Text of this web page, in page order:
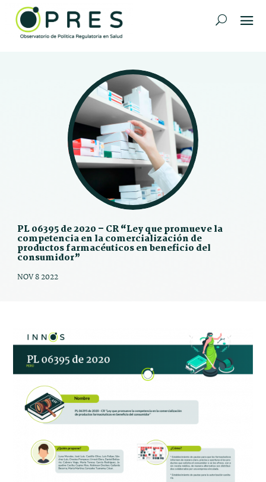
PL 06395 de 2020 – CR “Ley que promueve la
competencia en la comercialización de
productos farmacéuticos en beneficio del
consumidor”
NOV 8 2022